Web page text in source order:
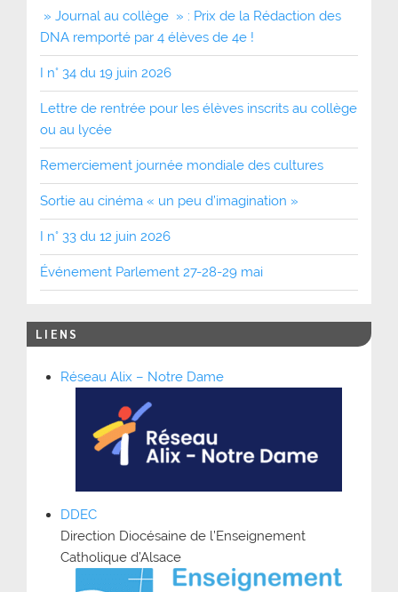
» Journal au collège » : Prix de la Rédaction des
DNA remporté par 4 élèves de 4e !
I n° 34 du 19 juin 2026
Lettre de rentrée pour les élèves inscrits au collège
ou au lycée
Remerciement journée mondiale des cultures
Sortie au cinéma « un peu d’imagination »
I n° 33 du 12 juin 2026
Événement Parlement 27-28-29 mai
LIENS
Réseau Alix – Notre Dame
DDEC
Direction Diocésaine de l’Enseignement
Catholique d’Alsace